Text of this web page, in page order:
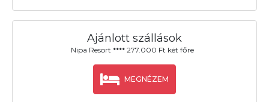
Ajánlott szállások
Nipa Resort **** 277.000 Ft két főre
MEGNÉZEM